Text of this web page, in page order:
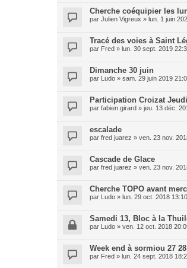
Cherche coéquipier les
par Julien Vigreux » lun. 1 juin
Tracé des voies à Saint
par Fred » lun. 30 sept. 2019
Dimanche 30 juin
par Ludo » sam. 29 juin 2019
Participation Croizat
par fabien.girard » jeu. 13 déc.
escalade
par fred juarez » ven. 23 nov.
Cascade de Glace
par fred juarez » ven. 23 nov.
Cherche TOPO avant
par Ludo » lun. 29 oct. 2018 13:10
Samedi 13, Bloc à la
par Ludo » ven. 12 oct. 2018
Week end à sormiou 27
par Fred » lun. 24 sept. 2018